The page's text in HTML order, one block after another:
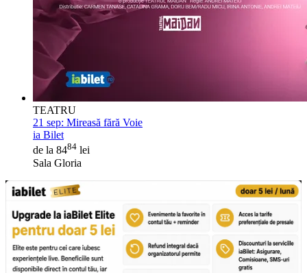
TEATRU
21 sep: Mireasă fără Voie
ia Bilet
de la 8484 lei
Sala Gloria